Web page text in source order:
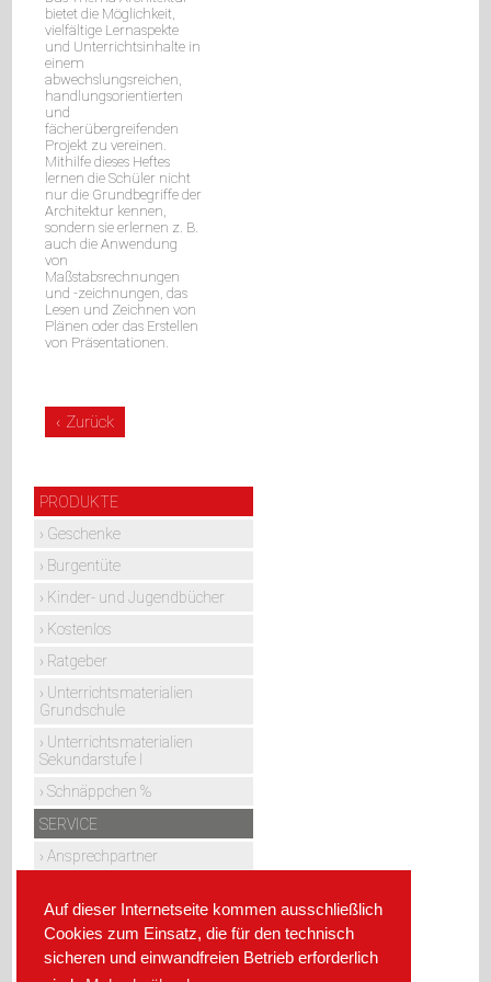
Auf dieser Internetseite kommen ausschließlich
Cookies zum Einsatz, die für den technisch
sicheren und einwandfreien Betrieb erforderlich
/
Sozialkunde
/
Sport
Textverarbeitung
Berufsvorbereitung
ISB-
Handreichungen
Schnäppchen
%
Service
Ansprechpartner
Kundenservice
Lehrerservice
Referendare
Über
Team
Manuskripteinsendung
bietet die Möglichkeit,
vielfältige Lernaspekte
und Unterrichtsinhalte in
einem
abwechslungsreichen,
handlungsorientierten
und
fächerübergreifenden
Projekt zu vereinen.
Mithilfe dieses Heftes
lernen die Schüler nicht
nur die Grundbegriffe der
Architektur kennen,
sondern sie erlernen z. B.
auch die Anwendung
von
Maßstabsrechnungen
und -zeichnungen, das
Lesen und Zeichnen von
Plänen oder das Erstellen
von Präsentationen.
Zurück
Navigation
überspringen
PRODUKTE
Geschenke
Burgentüte
Kinder- und Jugendbücher
Kostenlos
Ratgeber
Unterrichtsmaterialien
Grundschule
Unterrichtsmaterialien
Sekundarstufe I
Schnäppchen %
SERVICE
Ansprechpartner
Lehrerservice
ÜBER UNS